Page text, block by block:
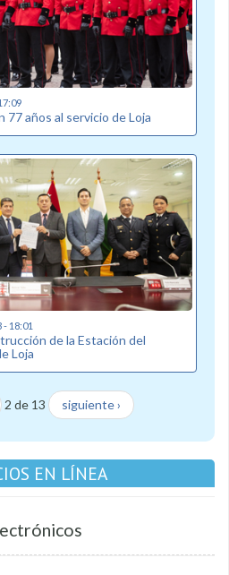
77 años al servicio de Loja
18:01
de la Estación del
Loja
2 de 13 siguiente ›
EN LÍNEA